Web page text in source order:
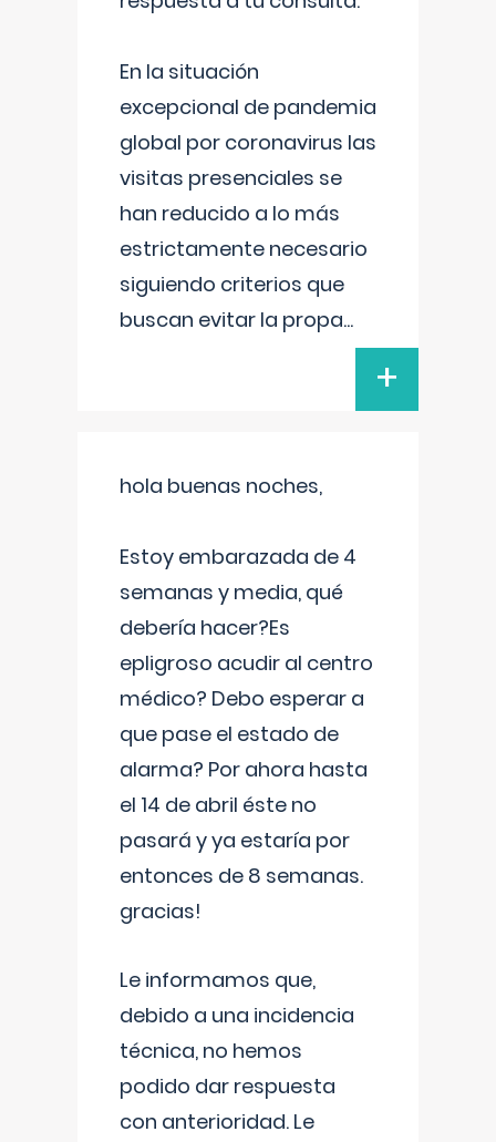
En la situación
excepcional de pandemia
global por coronavirus las
visitas presenciales se
han reducido a lo más
estrictamente necesario
siguiendo criterios que
buscan evitar la propa...
+
hola buenas noches,
Estoy embarazada de 4
semanas y media, qué
debería hacer?Es
epligroso acudir al centro
médico? Debo esperar a
que pase el estado de
alarma? Por ahora hasta
el 14 de abril éste no
pasará y ya estaría por
entonces de 8 semanas.
gracias!
Le informamos que,
debido a una incidencia
técnica, no hemos
podido dar respuesta
con anterioridad. Le